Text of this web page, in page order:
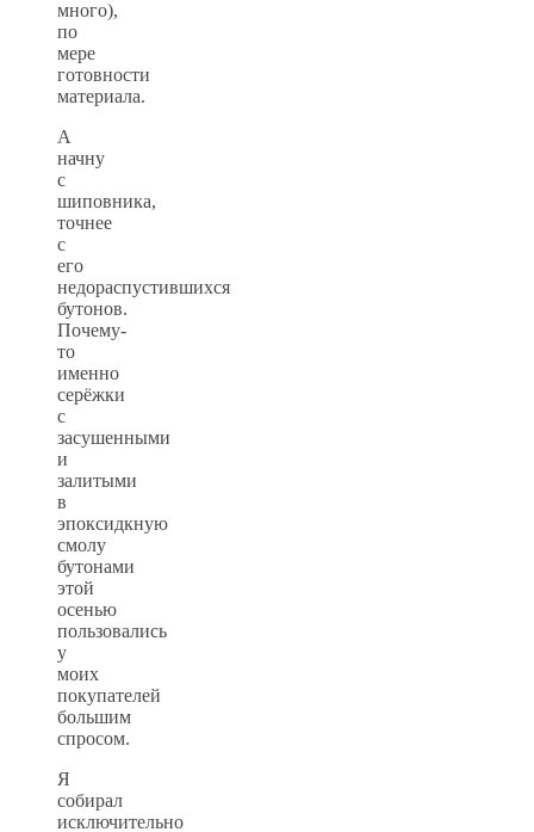
много),
по
мере
готовности
материала.
А
начну
с
шиповника,
точнее
с
его
недораспустившихся
бутонов.
Почему-
то
именно
серёжки
с
засушенными
и
залитыми
в
эпоксидкную
смолу
бутонами
этой
осенью
пользовались
у
моих
покупателей
большим
спросом.
Я
собирал
исключительно